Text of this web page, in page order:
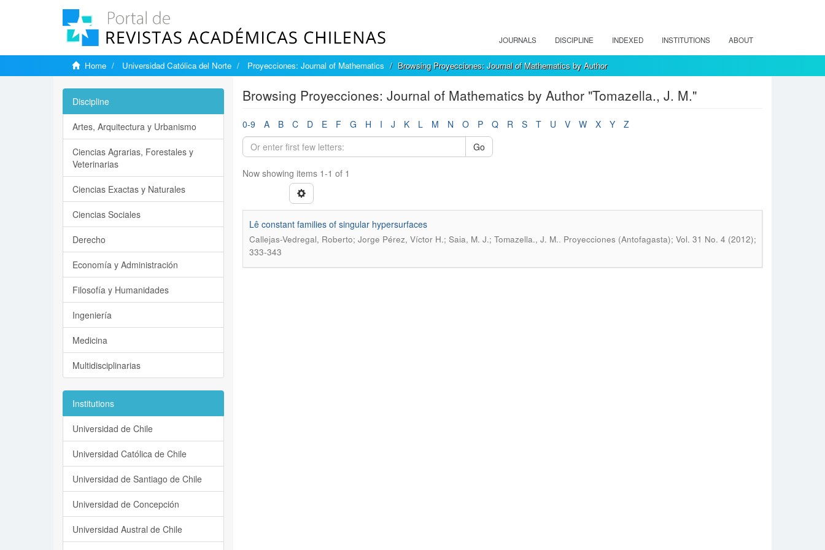
JOURNALS DISCIPLINE INDEXED INSTITUTIONS ABOUT
Home Universidad Católica del Norte Proyecciones: Journal of Mathematics Browsing Proyecciones: Journal of Mathematics by Author
Browsing Proyecciones: Journal of Mathematics by Author "Tomazella., J. M."
0-9 A B C D E F G H I J K L M N O P Q R S T U V W X Y
Z
Go
Now showing items 1-1 of 1
Lê constant families of singular hypersurfaces
Callejas-Vedregal, Roberto; Jorge Pérez, Víctor H.; Saia, M. J.; Tomazella., J. M.. Proyecciones (Antofagasta); Vol. 31 No. 4 (2012);
333-343
Discipline
Artes, Arquitectura y Urbanismo
Ciencias Agrarias, Forestales y
Veterinarias
Ciencias Exactas y Naturales
Ciencias Sociales
Derecho
Economía y Administración
Filosofía y Humanidades
Ingeniería
Medicina
Multidisciplinarias
Institutions
Universidad de Chile
Universidad Católica de Chile
Universidad de Santiago de Chile
Universidad de Concepción
Universidad Austral de Chile